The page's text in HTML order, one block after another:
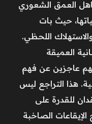
العمق الشعوري
حيث بات
اللحظي.
العميقة
عاجزين عن فهم
هذا التراجع ليس
للقدرة على
الصاخبة